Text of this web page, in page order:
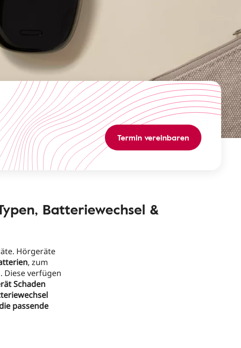
Termin vereinbaren
Batteriewechsel &
Hörgeräte
, zum
Diese verfügen
Schaden
passende